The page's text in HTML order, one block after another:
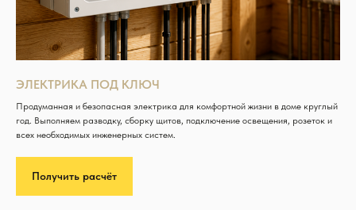
ЭЛЕКТРИКА ПОД КЛЮЧ
Продуманная и безопасная электрика для комфортной жизни в доме круглый
год. Выполняем разводку, сборку щитов, подключение освещения, розеток и
всех необходимых инженерных систем.
Получить расчёт